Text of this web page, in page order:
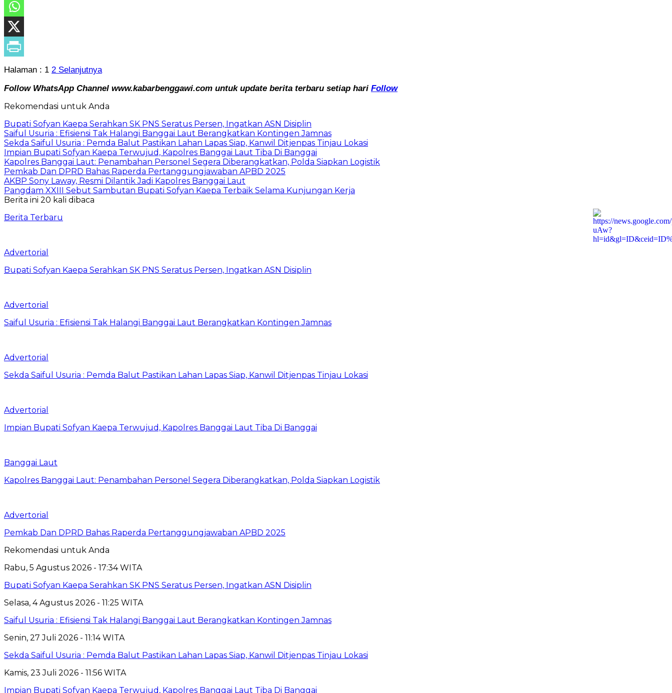
Halaman : 1 2 Selanjutnya
Follow WhatsApp Channel www.kabarbenggawi.com untuk update berita terbaru setiap hari Follow
Rekomendasi untuk Anda
Bupati Sofyan Kaepa Serahkan SK PNS Seratus Persen, Ingatkan ASN Disiplin
Saiful Usuria : Efisiensi Tak Halangi Banggai Laut Berangkatkan Kontingen Jamnas
Sekda Saiful Usuria : Pemda Balut Pastikan Lahan Lapas Siap, Kanwil Ditjenpas Tinjau Lokasi
Impian Bupati Sofyan Kaepa Terwujud, Kapolres Banggai Laut Tiba Di Banggai
Kapolres Banggai Laut: Penambahan Personel Segera Diberangkatkan, Polda Siapkan Logistik
Pemkab Dan DPRD Bahas Raperda Pertanggungjawaban APBD 2025
AKBP Sony Laway, Resmi Dilantik Jadi Kapolres Banggai Laut
Pangdam XXIII Sebut Sambutan Bupati Sofyan Kaepa Terbaik Selama Kunjungan Kerja
Berita ini 20 kali dibaca
Berita Terbaru
Advertorial
Bupati Sofyan Kaepa Serahkan SK PNS Seratus Persen, Ingatkan ASN Disiplin
Advertorial
Saiful Usuria : Efisiensi Tak Halangi Banggai Laut Berangkatkan Kontingen Jamnas
Advertorial
Sekda Saiful Usuria : Pemda Balut Pastikan Lahan Lapas Siap, Kanwil Ditjenpas Tinjau Lokasi
Advertorial
Impian Bupati Sofyan Kaepa Terwujud, Kapolres Banggai Laut Tiba Di Banggai
Banggai Laut
Kapolres Banggai Laut: Penambahan Personel Segera Diberangkatkan, Polda Siapkan Logistik
Advertorial
Pemkab Dan DPRD Bahas Raperda Pertanggungjawaban APBD 2025
Rekomendasi untuk Anda
Rabu, 5 Agustus 2026 - 17:34 WITA
Bupati Sofyan Kaepa Serahkan SK PNS Seratus Persen, Ingatkan ASN Disiplin
Selasa, 4 Agustus 2026 - 11:25 WITA
Saiful Usuria : Efisiensi Tak Halangi Banggai Laut Berangkatkan Kontingen Jamnas
Senin, 27 Juli 2026 - 11:14 WITA
Sekda Saiful Usuria : Pemda Balut Pastikan Lahan Lapas Siap, Kanwil Ditjenpas Tinjau Lokasi
Kamis, 23 Juli 2026 - 11:56 WITA
Impian Bupati Sofyan Kaepa Terwujud, Kapolres Banggai Laut Tiba Di Banggai